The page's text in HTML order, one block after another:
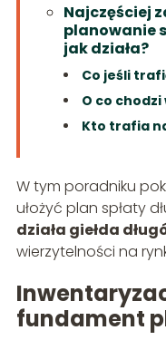
Najczęściej
planowanie
jak działa?
Co jeśli
O co chodzi
Kto trafia
W tym poradniku
ułożyć plan spłaty
działa giełda
wierzytelności na
fundament